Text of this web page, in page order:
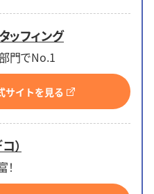
ッフィング
門でNo.1
サイトを見る
）